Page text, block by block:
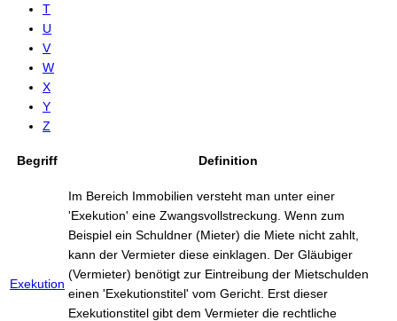
T
U
V
W
X
Y
Z
Begriff Definition
Exekution
Im Bereich Immobilien versteht man unter einer
'Exekution' eine Zwangsvollstreckung. Wenn zum
Beispiel ein Schuldner (Mieter) die Miete nicht zahlt,
kann der Vermieter diese einklagen. Der Gläubiger
(Vermieter) benötigt zur Eintreibung der Mietschulden
einen 'Exekutionstitel' vom Gericht. Erst dieser
Exekutionstitel gibt dem Vermieter die rechtliche